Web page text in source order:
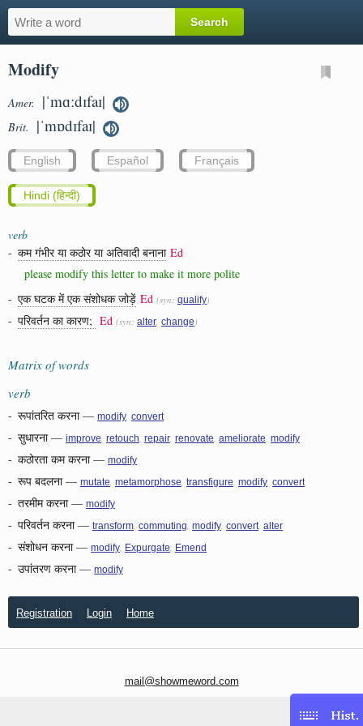
Modify
Amer. |ˈmɑːdɪfaɪ|
Brit. |ˈmɒdɪfaɪ|
English Español Français
Hindi (हिन्दी)
verb
- कम गंभीर या कठोर या अतिवादी बनाना Ed
please modify this letter to make it more polite
- एक घटक में एक संशोधक जोड़ें Ed (syn: qualify)
- परिवर्तन का कारण; Ed (syn: alter change )
Matrix of words
verb
- रूपांतरित करना— modify convert
- सुधारना— improve retouch repair renovate ameliorate modify
- कठोरता कम करना— modify
- रूप बदलना— mutate metamorphose transfigure modify convert
- तरमीम करना— modify
- परिवर्तन करना— transform commuting modify convert alter
- संशोधन करना— modify Expurgate Emend
- उपांतरण करना— modify
Registration Login Home
mail@showmeword.com